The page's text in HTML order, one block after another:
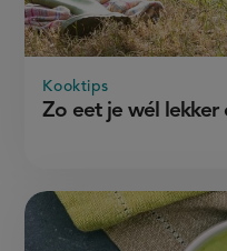
Zo eet je wél lekker
Kooktips